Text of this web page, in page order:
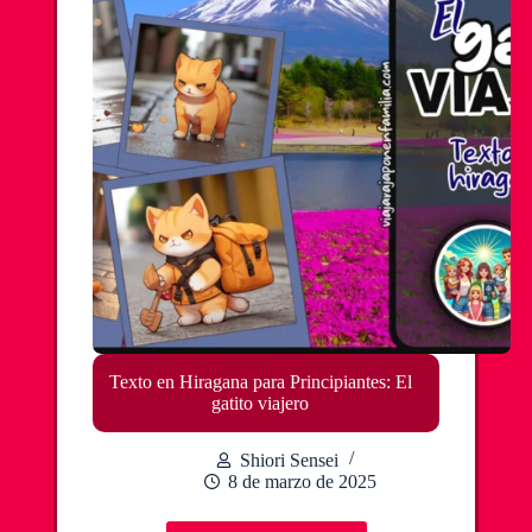
Texto en Hiragana para Principiantes: El
gatito viajero
Shiori Sensei
8 de marzo de 2025